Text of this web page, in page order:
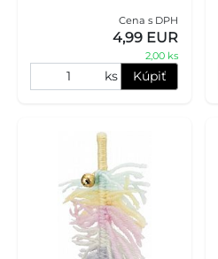
Cena s DPH
4,99 EUR
2,00 ks
ks Kúpiť